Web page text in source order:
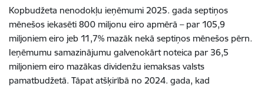
Kopbudžeta nenodokļu ieņēmumi 2025. gada septiņos
mēnešos iekasēti 800 miljonu eiro apmērā – par 105,9
miljoniem eiro jeb 11,7% mazāk nekā septiņos mēnešos pērn.
Ieņēmumu samazinājumu galvenokārt noteica par 36,5
miljoniem eiro mazākas dividenžu iemaksas valsts
pamatbudžetā. Tāpat atšķirībā no 2024. gada, kad